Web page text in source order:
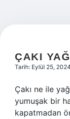
ÇAKI
Tarih: Eylül 25, 2024
Çakı ne ile
yumuşak bir
kapatmadan